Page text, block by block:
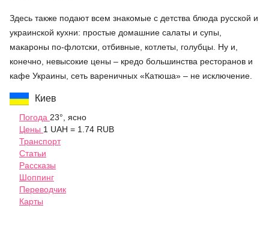
Здесь также подают всем знакомые с детства блюда русской и
украинской кухни: простые домашние салаты и супы,
макароны по-флотски, отбивные, котлеты, голубцы. Ну и,
конечно, невысокие цены – кредо большинства ресторанов и
кафе Украины, сеть вареничных «Катюша» – не исключение.
Киев
Погода 23°, ясно
Цены 1 UAH = 1.74 RUB
Транспорт
Статьи
Рассказы
Шоппинг
Переводчик
Карты